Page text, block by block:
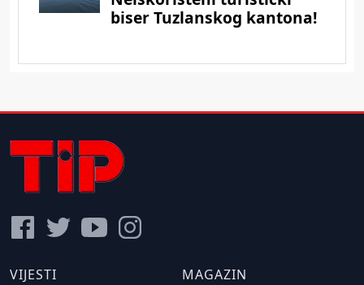
VIJESTI
MAGAZIN